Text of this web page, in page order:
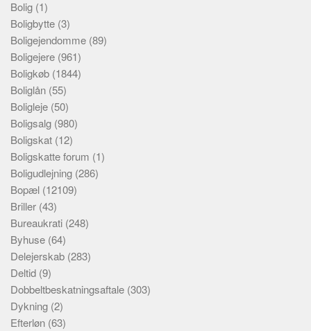
Bolig (1)
Boligbytte (3)
Boligejendomme (89)
Boligejere (961)
Boligkøb (1844)
Boliglån (55)
Boligleje (50)
Boligsalg (980)
Boligskat (12)
Boligskatte forum (1)
Boligudlejning (286)
Bopæl (12109)
Briller (43)
Bureaukrati (248)
Byhuse (64)
Delejerskab (283)
Deltid (9)
Dobbeltbeskatningsaftale (303)
Dykning (2)
Efterløn (63)